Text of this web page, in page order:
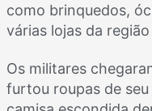
como brinquedos,
várias lojas da
Os militares
furtou roupas de